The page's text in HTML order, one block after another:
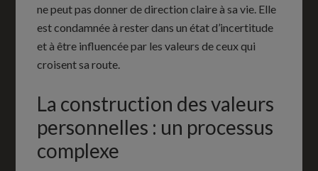
ne peut pas donner de direction claire à sa vie. Elle
est condamnée à rester dans un état d’incertitude
et à être influencée par les valeurs de ceux qui
croisent sa route.
La construction des valeurs
personnelles : un processus
complexe